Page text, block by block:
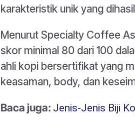
karakteristik unik yang
Menurut Specialty Coffee
skor minimal 80 dari 100
ahli kopi bersertifikat yang
keasaman, body, dan
Baca juga: Jenis-Jenis Biji